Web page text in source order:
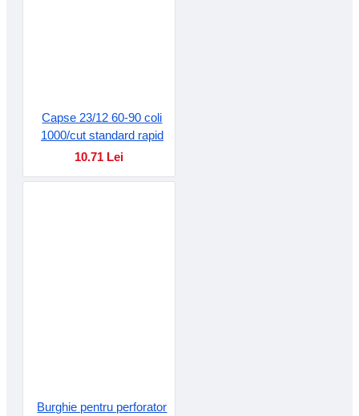
Capse 23/12 60-90 coli
1000/cut standard rapid
10.71 Lei
Burghie pentru perforator